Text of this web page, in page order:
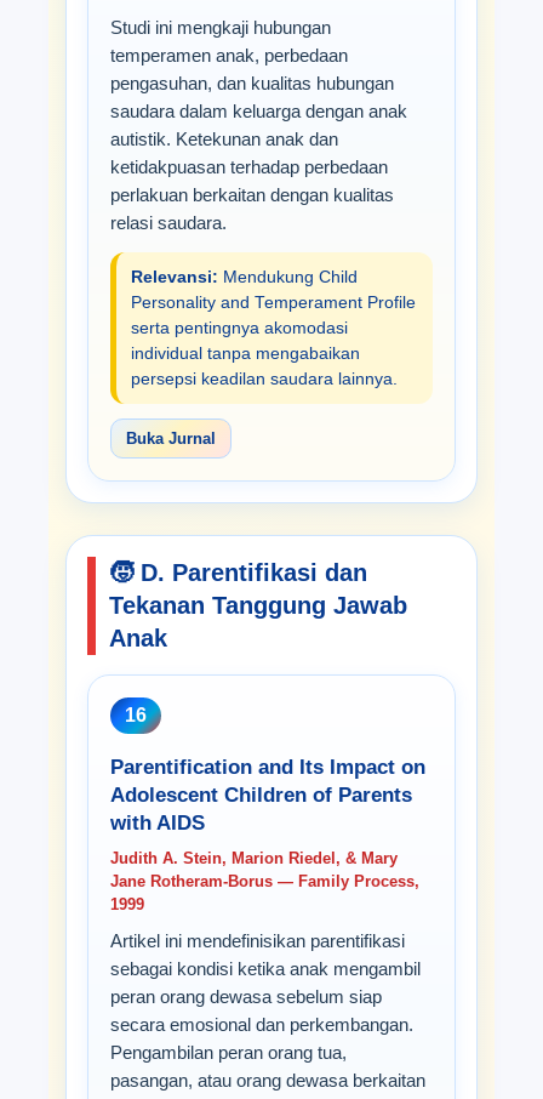
Studi ini mengkaji hubungan
temperamen anak, perbedaan
pengasuhan, dan kualitas hubungan
saudara dalam keluarga dengan anak
autistik. Ketekunan anak dan
ketidakpuasan terhadap perbedaan
perlakuan berkaitan dengan kualitas
relasi saudara.
Relevansi: Mendukung Child
Personality and Temperament Profile
serta pentingnya akomodasi
individual tanpa mengabaikan
persepsi keadilan saudara lainnya.
Buka Jurnal
🧒 D. Parentifikasi dan
Tekanan Tanggung Jawab
Anak
16
Parentification and Its Impact on
Adolescent Children of Parents
with AIDS
Judith A. Stein, Marion Riedel, & Mary
Jane Rotheram-Borus — Family Process,
1999
Artikel ini mendefinisikan parentifikasi
sebagai kondisi ketika anak mengambil
peran orang dewasa sebelum siap
secara emosional dan perkembangan.
Pengambilan peran orang tua,
pasangan, atau orang dewasa berkaitan